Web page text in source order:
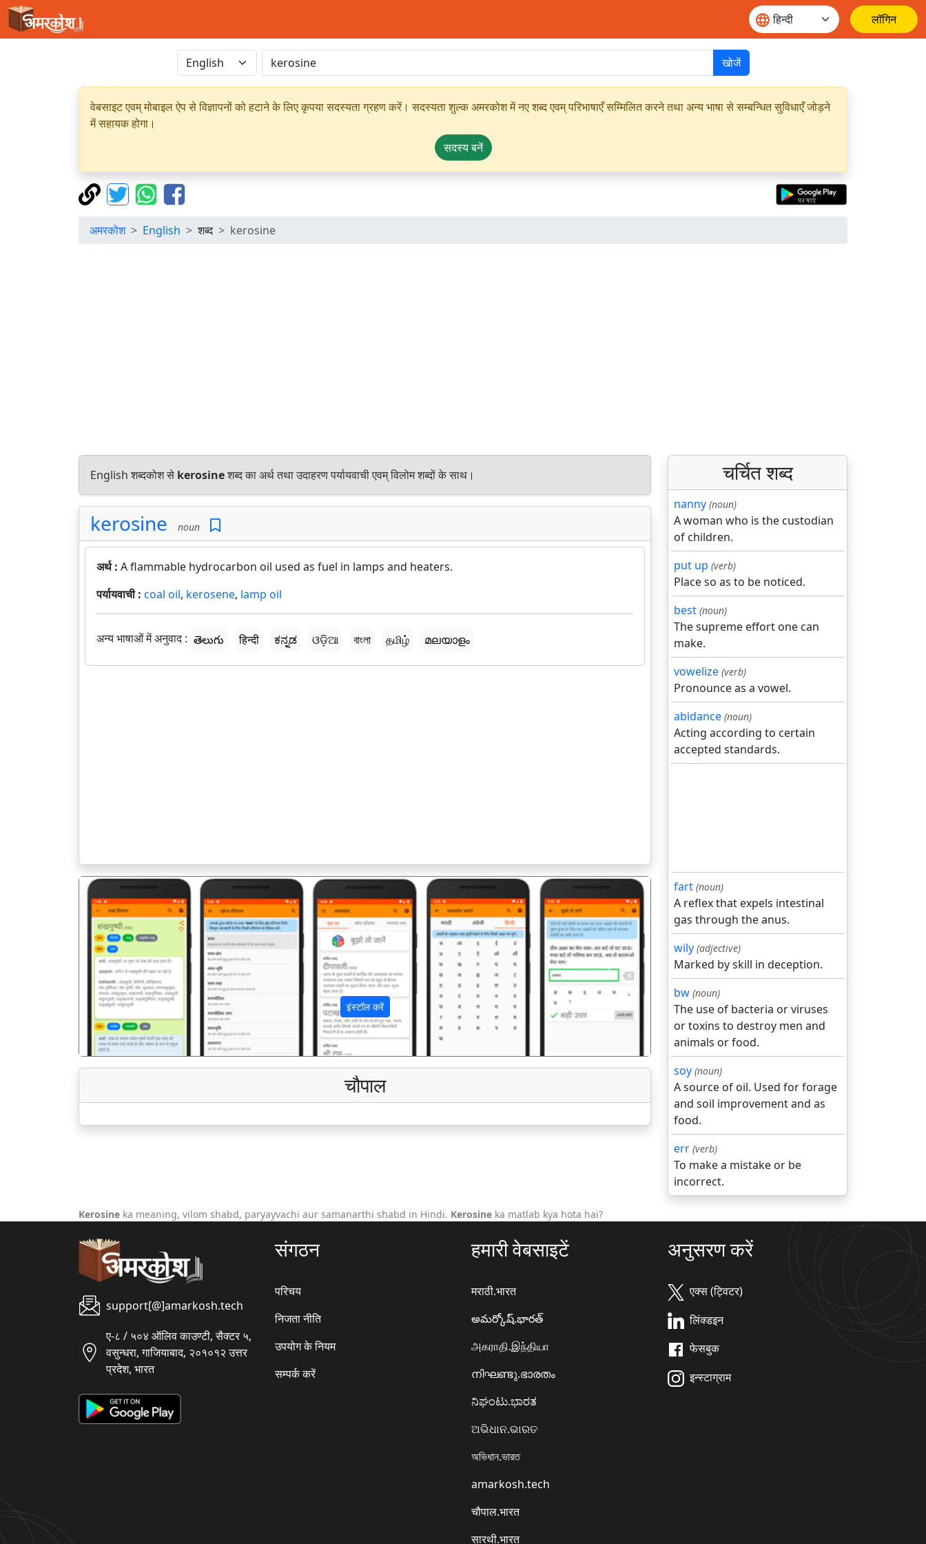
लॉगिन
खोजें
वेबसाइट एवम् मोबाइल ऐप से विज्ञापनों को हटाने के लिए कृपया सदस्यता ग्रहण करें। सदस्यता शुल्क अमरकोश में नए शब्द एवम् परिभाषाएँ सम्मिलित करने तथा अन्य भाषा से सम्बन्धित सुविधाएँ जोड़ने
में सहायक होगा।
सदस्य बनें
अमरकोश English शब्द kerosine
English शब्दकोश से kerosineशब्द का अर्थ तथा उदाहरण पर्यायवाची एवम् विलोम शब्दों के साथ।
kerosine noun
अर्थ : A flammable hydrocarbon oil used as fuel in lamps and heaters.
पर्यायवाची : coal oil, kerosene, lamp oil
अन्य भाषाओं में अनुवाद : తెలుగు हिन्दी ಕನ್ನಡ ଓଡ଼ିଆ বাংলা தமிழ் മലയാളം
इंस्टॉल करें
पिछला अगला
चौपाल
चर्चित शब्द
nanny (noun)
A woman who is the custodian
of children.
put up (verb)
Place so as to be noticed.
best (noun)
The supreme effort one can
make.
vowelize (verb)
Pronounce as a vowel.
abidance (noun)
Acting according to certain
accepted standards.
fart (noun)
A reflex that expels intestinal
gas through the anus.
wily (adjective)
Marked by skill in deception.
bw (noun)
The use of bacteria or viruses
or toxins to destroy men and
animals or food.
soy (noun)
A source of oil. Used for forage
and soil improvement and as
food.
err (verb)
To make a mistake or be
incorrect.
Kerosine ka meaning, vilom shabd, paryayvachi aur samanarthi shabd in Hindi. Kerosine ka matlab kya hota hai?
support[@]amarkosh.tech
ए-८ / ५०४ ऑलिव काउण्टी, सैक्टर ५,
वसुन्धरा, गाजियाबाद, २०१०१२ उत्तर
प्रदेश, भारत
संगठन
परिचय
निजता नीति
उपयोग के नियम
सम्पर्क करें
हमारी वेबसाइटें
मराठी.भारत
అమర్కోష్.భారత్
அகராதி.இந்தியா
നിഘണ്ടു.ഭാരതം
ನಿಘಂಟು.ಭಾರತ
ଅଭିଧାନ.ଭାରତ
অভিধান.ভারত
amarkosh.tech
चौपाल.भारत
सारथी.भारत
अनुसरण करें
एक्स (ट्विटर)
लिंक्डइन
फेसबुक
इन्स्टाग्राम